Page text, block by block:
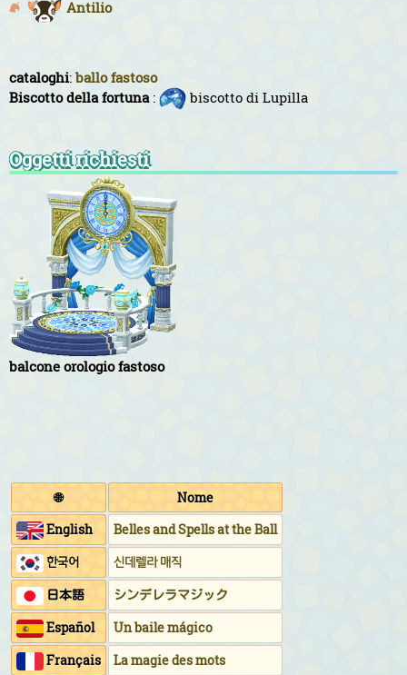
Antilio
cataloghi: ballo fastoso
Biscotto della fortuna: biscotto di Lupilla
Oggetti richiesti
balcone orologio fastoso
🌐
Nome
English
Belles and Spells at the Ball
한국어
신데렐라 매직
日本語
シンデレラマジック
Español
Un baile mágico
Français
La magie des mots